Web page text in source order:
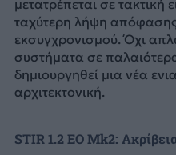
μετατρέπεται σε τακτική
ταχύτερη λήψη
εκσυγχρονισμού. Όχι
συστήματα σε
δημιουργηθεί μια νέα
αρχιτεκτονική.
STIR 1.2 EO Mk2: